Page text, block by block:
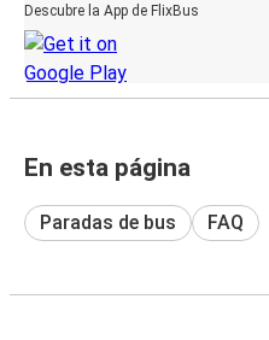
Descubre la App de FlixBus
En esta página
Paradas de bus FAQ